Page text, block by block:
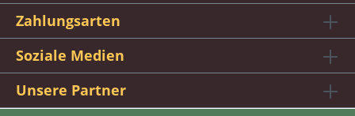
Zahlungsarten
Soziale Medien
Unsere Partner